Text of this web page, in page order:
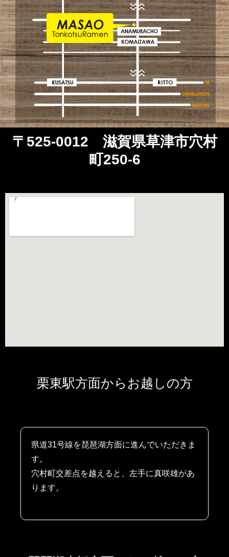
〒525-0012 滋賀県草津市穴村
町250-6
栗東駅方面からお越しの方
県道31号線を琵琶湖方面に進んでいただきま
す。
穴村町交差点を越えると、左手に真咲雄があ
ります。